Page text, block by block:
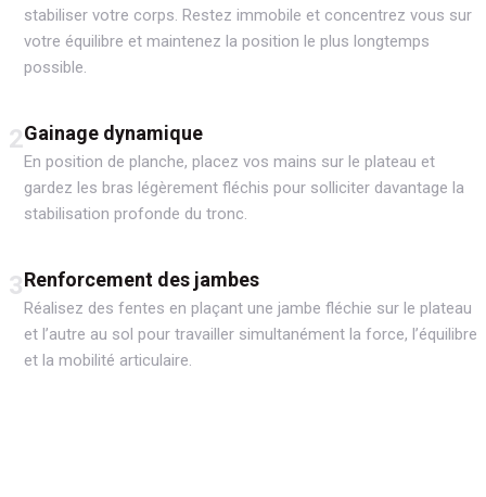
stabiliser votre corps. Restez immobile et concentrez vous sur
votre équilibre et maintenez la position le plus longtemps
possible.
2Gainage dynamique
En position de planche, placez vos mains sur le plateau et
gardez les bras légèrement fléchis pour solliciter davantage la
stabilisation profonde du tronc.
3Renforcement des jambes
Réalisez des fentes en plaçant une jambe fléchie sur le plateau
et l’autre au sol pour travailler simultanément la force, l’équilibre
et la mobilité articulaire.